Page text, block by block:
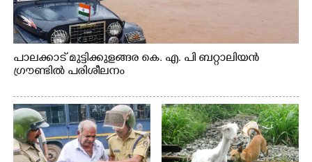
പാലക്കാട് മുട്ടിക്കുളങ്ങര കെ. എ. പി ബറ്റാലിയൻ
ഗ്രൗണ്ടിൽ പരിശീലനം